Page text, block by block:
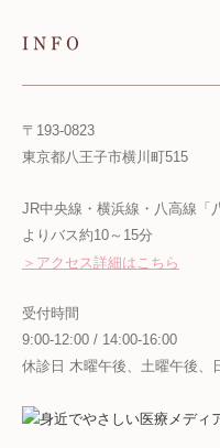
INFO
〒193-0823
東京都八王子市横川町515
JR中央線・横浜線・八高線「
よりバス約10～15分
＞アクセス詳細はこちら
受付時間
9:00-12:00 / 14:00-16:00
休診日 木曜午後、土曜午後、